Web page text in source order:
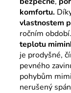
komfortu.
vlastnostem
ročním
teplotu
je prodyšné,
pevného
pohybům
nerušený